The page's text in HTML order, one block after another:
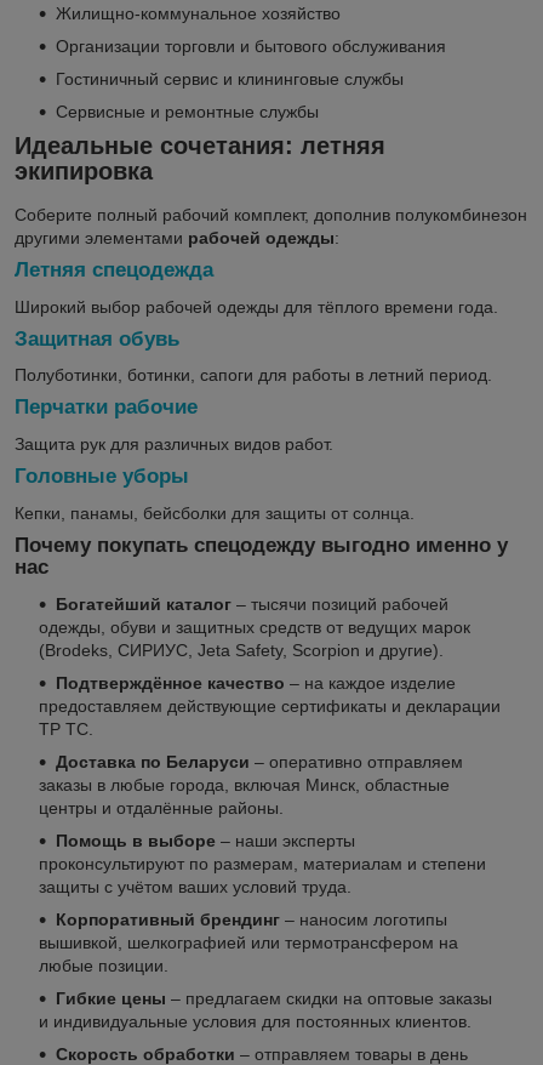
Жилищно-коммунальное хозяйство
Организации торговли и бытового обслуживания
Гостиничный сервис и клининговые службы
Сервисные и ремонтные службы
Идеальные сочетания: летняя
экипировка
Соберите полный рабочий комплект, дополнив полукомбинезон
другими элементами рабочей одежды:
Летняя спецодежда
Широкий выбор рабочей одежды для тёплого времени года.
Защитная обувь
Полуботинки, ботинки, сапоги для работы в летний период.
Перчатки рабочие
Защита рук для различных видов работ.
Головные уборы
Кепки, панамы, бейсболки для защиты от солнца.
Почему покупать спецодежду выгодно именно у
нас
Богатейший каталог – тысячи позиций рабочей
одежды, обуви и защитных средств от ведущих марок
(Brodeks, СИРИУС, Jeta Safety, Scorpion и другие).
Подтверждённое качество – на каждое изделие
предоставляем действующие сертификаты и декларации
ТР ТС.
Доставка по Беларуси – оперативно отправляем
заказы в любые города, включая Минск, областные
центры и отдалённые районы.
Помощь в выборе – наши эксперты
проконсультируют по размерам, материалам и степени
защиты с учётом ваших условий труда.
Корпоративный брендинг – наносим логотипы
вышивкой, шелкографией или термотрансфером на
любые позиции.
Гибкие цены – предлагаем скидки на оптовые заказы
и индивидуальные условия для постоянных клиентов.
Скорость обработки – отправляем товары в день